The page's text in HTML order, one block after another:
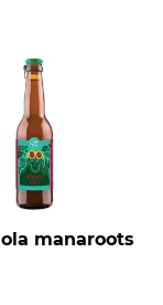
repy.
tuku.
bio.
s
manaroots